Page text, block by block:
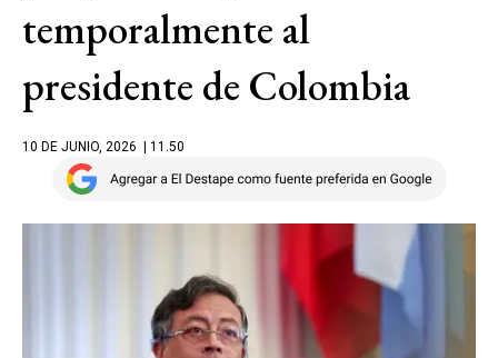
temporalmente al
presidente de Colombia
10 DE JUNIO, 2026 | 11.50